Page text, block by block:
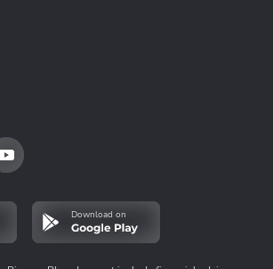
Download on